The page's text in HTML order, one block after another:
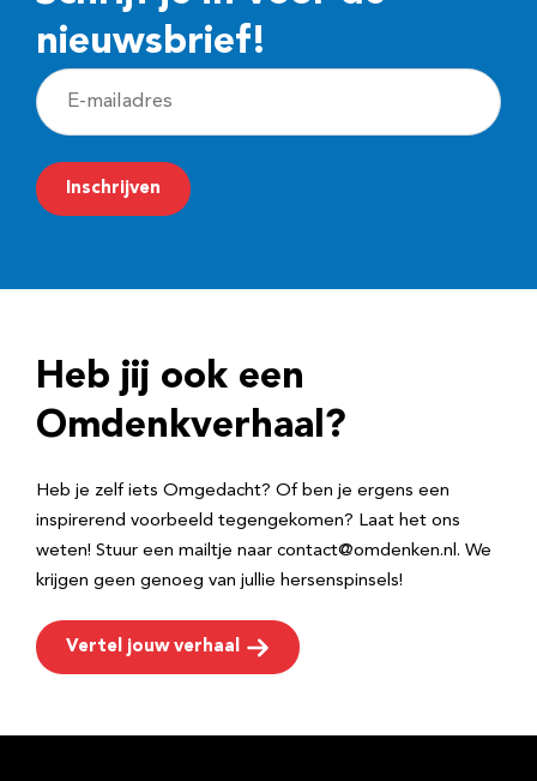
nieuwsbrief!
E
-
m
a
r
e
Inschrijven
Heb jij ook een
Omdenkverhaal?
Heb je zelf iets Omgedacht? Of ben je ergens een
inspirerend voorbeeld tegengekomen? Laat het ons
weten! Stuur een mailtje naar contact@omdenken.nl. We
krijgen geen genoeg van jullie hersenspinsels!
Vertel jouw verhaal